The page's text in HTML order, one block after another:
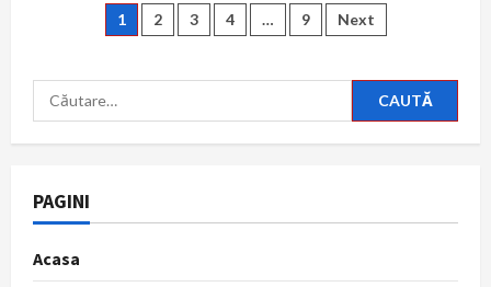
cultivați
în
solar,
din
Olt:
noștri
Paginație
articole
1 2 3 4 … 9 Next
Caută
după:
PAGINI
Acasa